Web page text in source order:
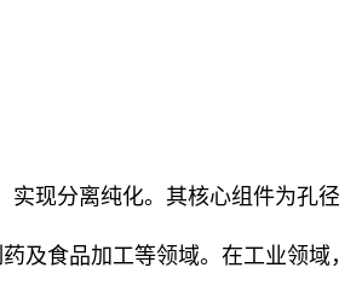
现分离纯化。其核心组件为孔
及食品加工等领域。在工业领